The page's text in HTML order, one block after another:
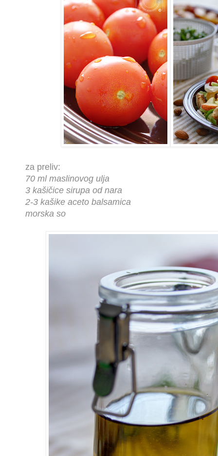
za preliv:
70 ml maslinovog ulja
3 kašičice sirupa od nara
2-3 kašike aceto balsamica
morska so